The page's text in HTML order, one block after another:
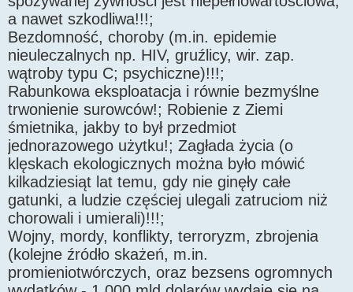
a nawet szkodliwa!!!;
Bezdomność, choroby (m.in. epidemie
nieuleczalnych np. HIV, gruźlicy, wir. zap.
wątroby typu C; psychiczne)!!!;
Rabunkowa eksploatacja i równie bezmyślne
trwonienie surowców!; Robienie z Ziemi
śmietnika, jakby to był przedmiot
jednorazowego użytku!; Zagłada życia (o
klęskach ekologicznych można było mówić
kilkadziesiąt lat temu, gdy nie ginęły całe
gatunki, a ludzie częściej ulegali zatruciom niż
chorowali i umierali)!!!;
Wojny, mordy, konflikty, terroryzm, zbrojenia
(kolejne źródło skażeń, m.in.
promieniotwórczych, oraz bezsens ogromnych